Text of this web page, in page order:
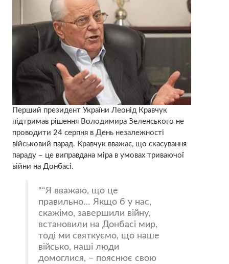
Перший президент України Леонід Кравчук
підтримав рішення Володимира Зеленського не
проводити 24 серпня в День незалежності
військовий парад. Кравчук вважає, що скасування
параду – це виправдана міра в умовах триваючої
війни на Донбасі.
“Я вважаю, що це
правильно… Якщо б у нас,
скажімо, завершили війну,
встановили на Донбасі мир,
тоді ми святкуємо, що наше
військо, наші люди
домоглися, – пояснює свою